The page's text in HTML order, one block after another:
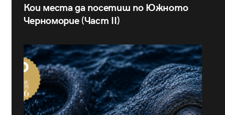
Кои места да посетиш по Южното
Черноморие (Част II)